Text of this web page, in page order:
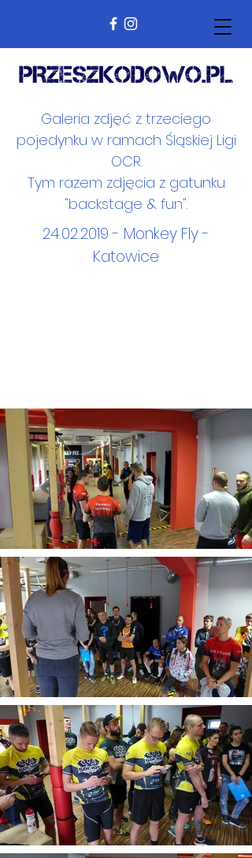
Galeria zdjęć z trzeciego
pojedynku w ramach Śląskiej Ligi
OCR.
Tym razem zdjęcia z gatunku
"backstage & fun".
24.02.2019- Monkey Fly -
Katowice